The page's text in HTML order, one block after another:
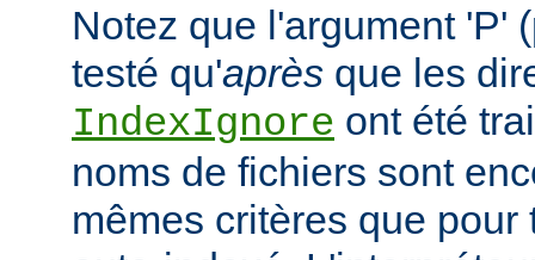
Notez que l'argument 'P'
testé qu'après que les
IndexIgnore ont été
noms de fichiers sont
mêmes critères que pour